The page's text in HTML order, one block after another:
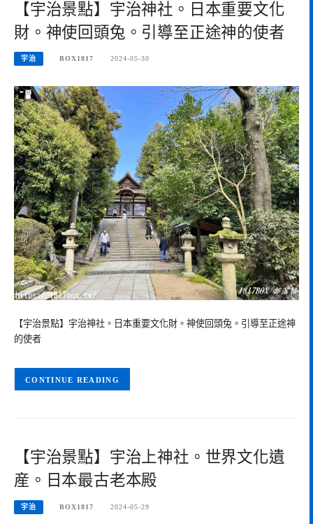
【宇治景點】宇治神社。日本重要文化
財。神使回頭兔。引導至正途神的使者
宇治 BOX1817 2024-05-30
【宇治景點】宇治神社。日本重要文化財。神使回頭兔。引導至正途神
的使者
CONTINUE READING
【宇治景點】宇治上神社。世界文化遺
産。日本最古老本殿
宇治 BOX1817 2024-05-29